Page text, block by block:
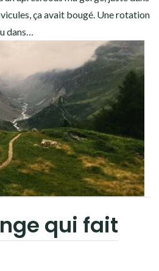
ça avait bougé. Une rotation
dans…
qui fait